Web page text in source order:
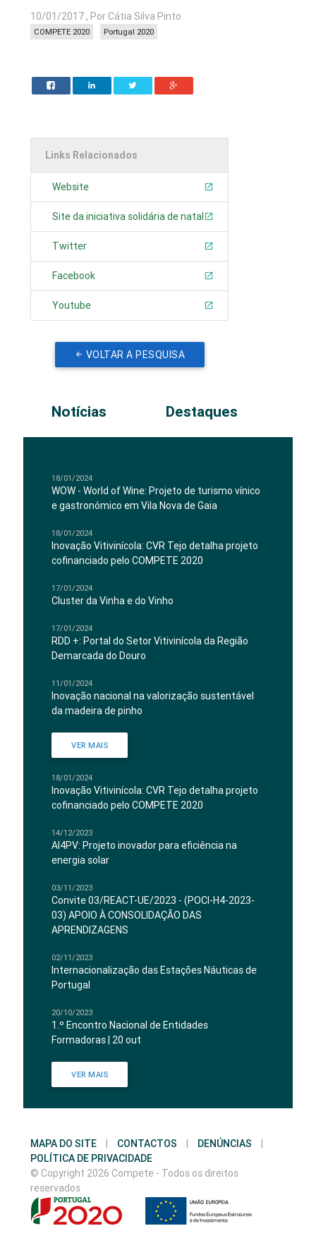
10/01/2017 , Por Cátia Silva Pinto
Portugal 2020
COMPETE 2020
Links Relacionados
Website
Site da iniciativa solidária de natal
Twitter
Facebook
Youtube
VOLTAR A PESQUISA
Notícias Destaques
18/01/2024
WOW - World of Wine: Projeto de turismo vínico
e gastronómico em Vila Nova de Gaia
18/01/2024
Inovação Vitivinícola: CVR Tejo detalha projeto
cofinanciado pelo COMPETE 2020
17/01/2024
Cluster da Vinha e do Vinho
17/01/2024
RDD +: Portal do Setor Vitivinícola da Região
Demarcada do Douro
11/01/2024
Inovação nacional na valorização sustentável
da madeira de pinho
VER MAIS
18/01/2024
Inovação Vitivinícola: CVR Tejo detalha projeto
cofinanciado pelo COMPETE 2020
14/12/2023
AI4PV: Projeto inovador para eficiência na
energia solar
03/11/2023
Convite 03/REACT-UE/2023 - (POCI-H4-2023-
03) APOIO À CONSOLIDAÇÃO DAS
APRENDIZAGENS
02/11/2023
Internacionalização das Estações Náuticas de
Portugal
20/10/2023
1.º Encontro Nacional de Entidades
Formadoras | 20 out
VER MAIS
MAPA DO SITE | CONTACTOS | DENÚNCIAS
|
POLÍTICA DE PRIVACIDADE
© Copyright 2026 Compete - Todos os direitos
reservados